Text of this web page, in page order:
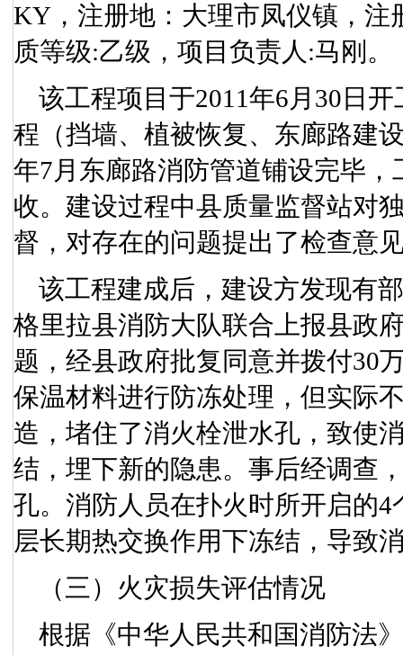
KY，注册地：大理市凤仪镇，注
质等级:乙级，项目负责人 :马刚。
该工程项目于2011年6月 30 日 开
程（挡墙、植被恢复、东廊路建
年7月东廊路消防管道铺设完毕
收。建设过程中县质量监督站对
督，对存在的问题提出了检查意
该工程建成后，建设方发现有
格里拉县消防大队联合上报县政
题，经县政府批复同意并拨付30
保温材料进行防冻处理，但实际
造，堵住了消火栓泄水孔，致使
结，埋下新的隐患。事后经调查
孔。消防人员在扑火时所开启的4
层长期热交换作用下冻结，导致
（三）火灾损失评估情况
根据《中华人民共和国消防法